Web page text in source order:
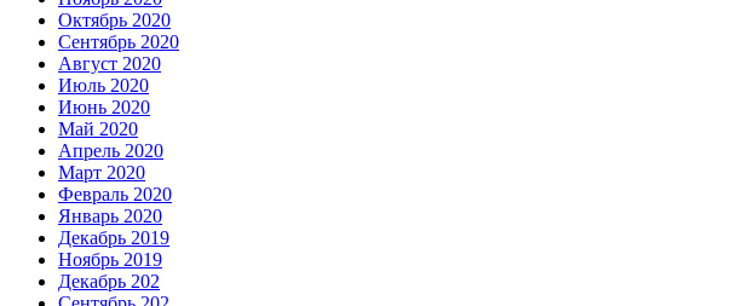
Октябрь 2020
Сентябрь 2020
Август 2020
Июль 2020
Июнь 2020
Май 2020
Апрель 2020
Март 2020
Февраль 2020
Январь 2020
Декабрь 2019
Ноябрь 2019
Декабрь 202